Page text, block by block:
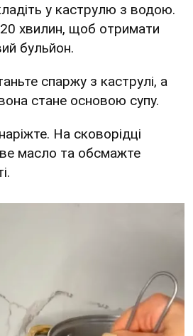
у каструлю з водою.
хвилин, щоб отримати
бульйон.
спаржу з каструлі, а
стане основою супу.
На сковорідці
масло та обсмажте